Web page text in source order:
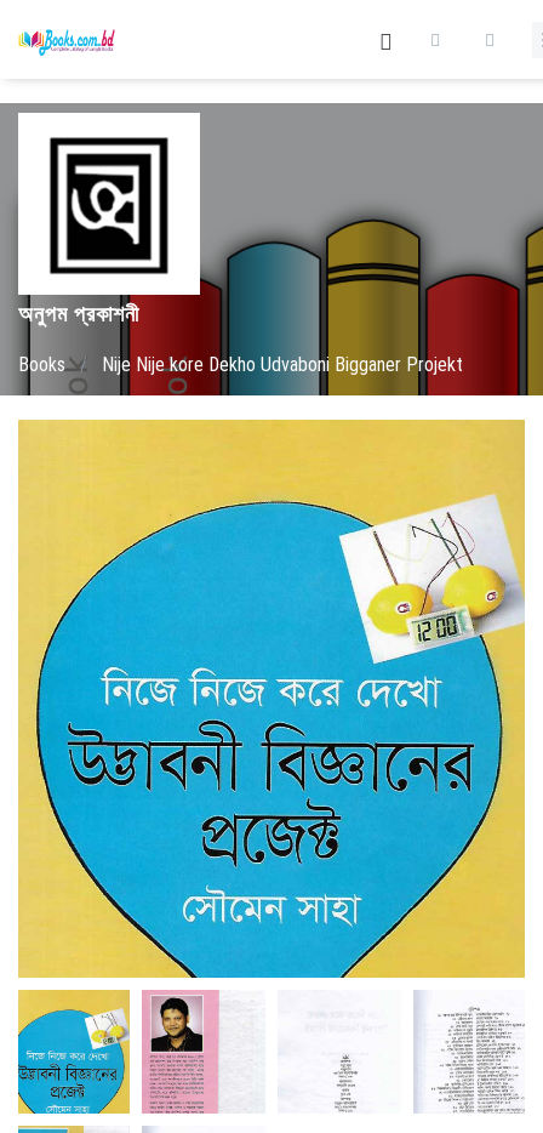
অনুপম প্রকাশনী
Books / Nije Nije kore Dekho Udvaboni Bigganer Projekt